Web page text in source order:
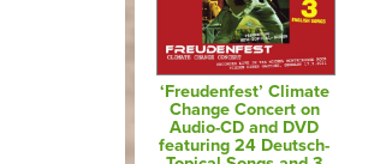
‘Freudenfest’ Climate
Change Concert on
Audio-CD and DVD
featuring 24 Deutsch-